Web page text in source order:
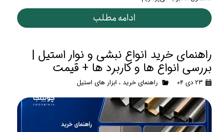
ادامه مطلب
راهنمای خرید انواع نبشی و نوار استیل |
بررسی انواع ها و کاربرد ها + قیمت
۲۳ دی ۰۴ راهنمای خرید ، ابزار های استیل